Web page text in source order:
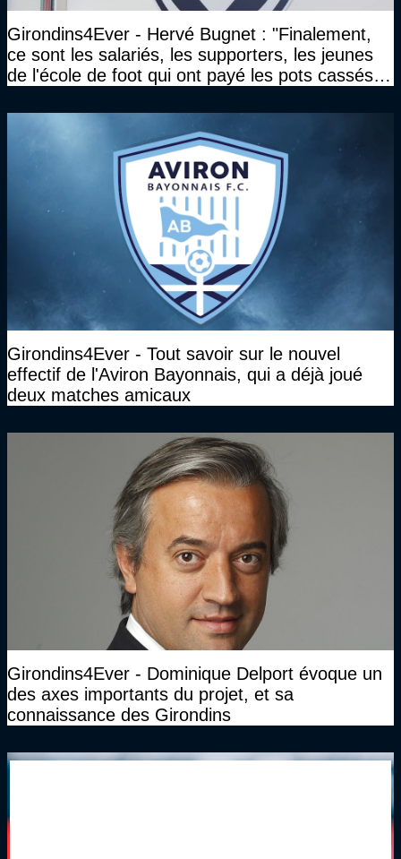
Girondins4Ever - Hervé Bugnet : "Finalement,
ce sont les salariés, les supporters, les jeunes
de l'école de foot qui ont payé les pots cassés
Girondins4Ever - Tout savoir sur le nouvel
effectif de l'Aviron Bayonnais, qui a déjà joué
deux matches amicaux
Girondins4Ever - Dominique Delport évoque un
des axes importants du projet, et sa
connaissance des Girondins